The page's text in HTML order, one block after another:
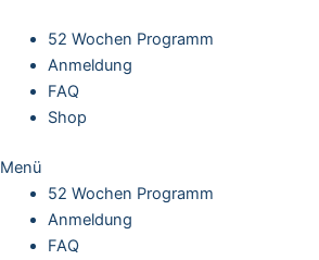
content
52 Wochen Programm
Anmeldung
FAQ
Shop
Menü
52 Wochen Programm
Anmeldung
FAQ